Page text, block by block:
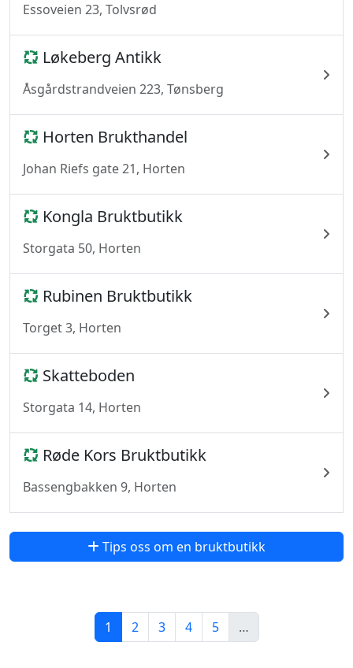
Essoveien 23, Tolvsrød
Løkeberg Antikk
Åsgårdstrandveien 223, Tønsberg
Horten Brukthandel
Johan Riefs gate 21, Horten
Kongla Bruktbutikk
Storgata 50, Horten
Rubinen Bruktbutikk
Torget 3, Horten
Skatteboden
Storgata 14, Horten
Røde Kors Bruktbutikk
Bassengbakken 9, Horten
Tips oss om en bruktbutikk
1 2 3 4 5 …